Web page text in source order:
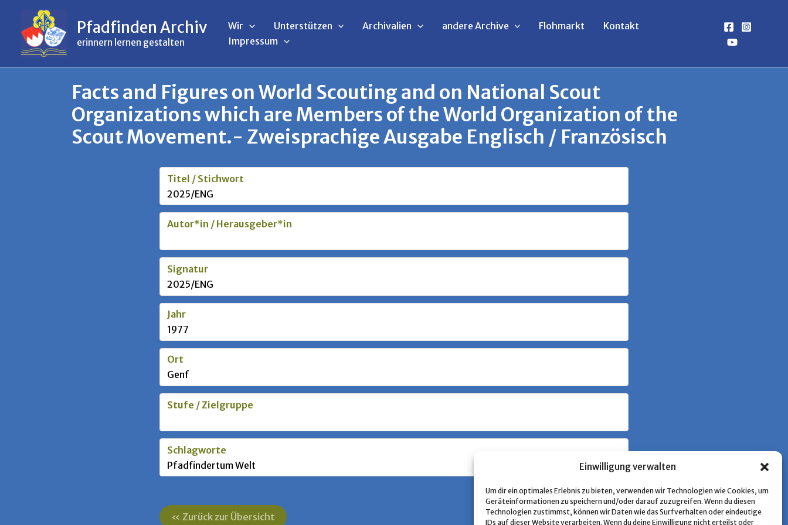
Einwilligung verwalten
Um dir ein optimales Erlebnis zu bieten, verwenden wir Technologien wie Cookies, um
Geräteinformationen zu speichern und/oder darauf zuzugreifen. Wenn du diesen
Technologien zustimmst, können wir Daten wie das Surfverhalten oder eindeutige
IDs auf dieser Website verarbeiten. Wenn du deine Einwilligung nicht erteilst oder
springen
springen
Pfadfinden Archiv
erinnern lernen gestalten
Wir Unterstützen Archivalien andere Archive Flohmarkt
Kontakt
Impressum
Facts and Figures on World Scouting and on National Scout
Organizations which are Members of the World Organization of the
Scout Movement.- Zweisprachige Ausgabe Englisch / Französisch
Titel / Stichwort
2025/ENG
Autor*in / Herausgeber*in
Signatur
2025/ENG
Jahr
1977
Ort
Genf
Stufe / Zielgruppe
Schlagworte
Pfadfindertum Welt
« Zurück zur Übersicht